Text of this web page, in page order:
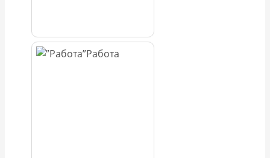
Работа